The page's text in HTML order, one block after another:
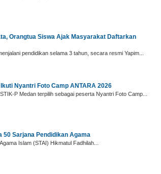
Orangtua Siswa Ajak Masyarakat Daftarkan
pendidikan selama 3 tahun, secara resmi Yapim...
Nyantri Foto Camp ANTARA 2026
P Medan terpilih sebagai peserta Nyantri Foto Camp...
50 Sarjana Pendidikan Agama
Islam (STAI) Hikmatul Fadhilah...